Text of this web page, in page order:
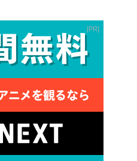
PR